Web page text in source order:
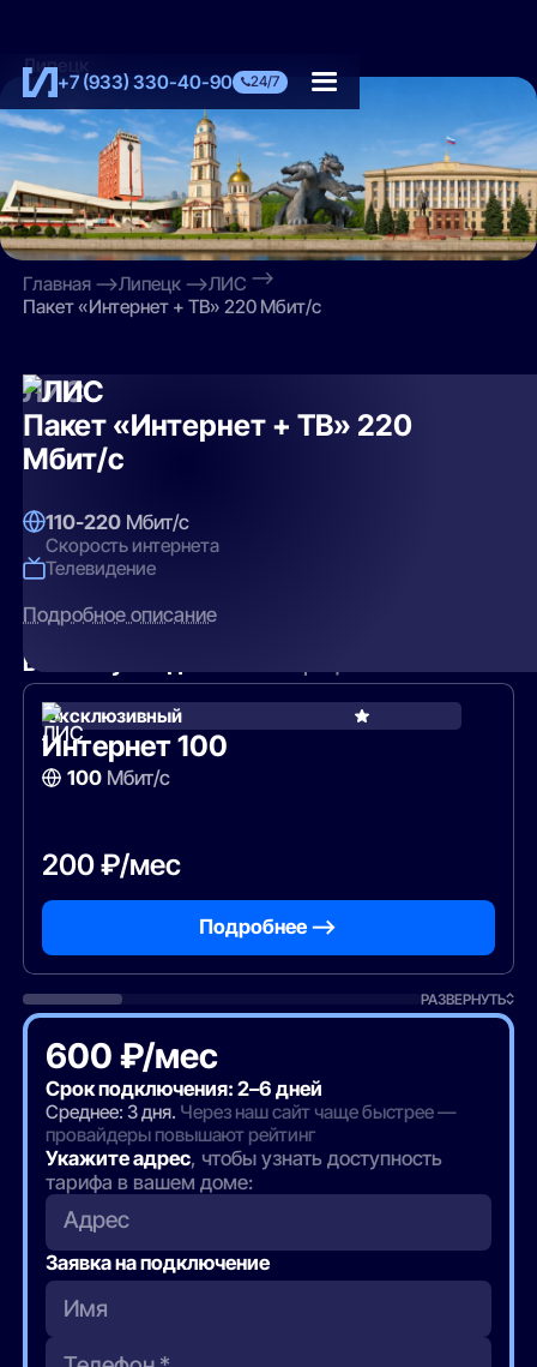
+7 (933) 330-40-90 24/7
Липецк
Главная Липецк
ЛИС
Пакет «Интернет + ТВ» 220 Мбит/с
ЛИС
Пакет «Интернет + ТВ» 220
Мбит/с
110-220 Мбит/с
Скорость интернета
Телевидение
Подробное описание
Вам могут подойти
Эксклюзивный
Интернет 100
100Мбит/с
200 ₽/мес
Подробнее —>
РАЗВЕРНУТЬ
600 ₽/мес
Срок подключения: 2–6 дней
Среднее: 3 дня. Через наш сайт чаще быстрее —
провайдеры повышают рейтинг
Укажите адрес, чтобы узнать доступность
тарифа в вашем доме:
Адрес
Заявка на подключение